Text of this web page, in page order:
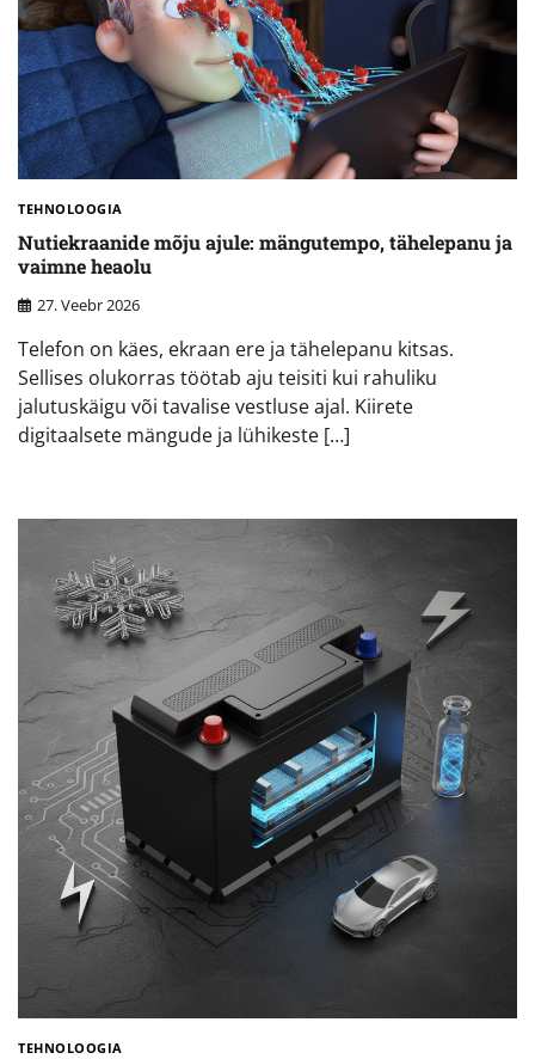
TEHNOLOOGIA
Nutiekraanide mõju ajule: mängutempo, tähelepanu ja
vaimne heaolu
27. Veebr 2026
Telefon on käes, ekraan ere ja tähelepanu kitsas.
Sellises olukorras töötab aju teisiti kui rahuliku
jalutuskäigu või tavalise vestluse ajal. Kiirete
digitaalsete mängude ja lühikeste […]
TEHNOLOOGIA